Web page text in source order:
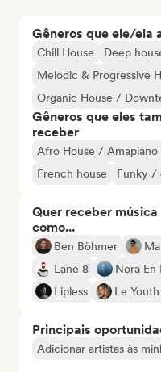
Gêneros que ele/ela
Chill House Deep
Melodic & Progressive
Organic House /
Gêneros que eles
receber
Afro House / Amapiano
French house
Funky /
Quer receber
como...
Ben Böhmer
Lane 8
Nora En
Lipless
Le Youth
Principais
Adicionar artistas às